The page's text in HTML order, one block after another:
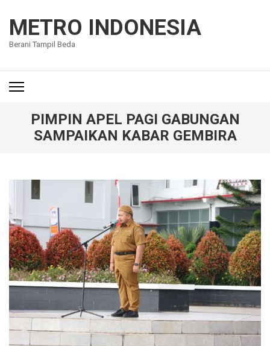
konten
(Tekan
METRO INDONESIA
Berani Tampil Beda
PIMPIN APEL PAGI GABUNGAN
SAMPAIKAN KABAR GEMBIRA